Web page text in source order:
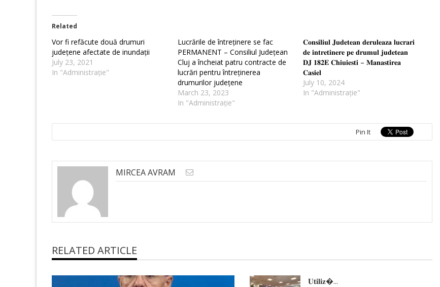
Related
Vor fi refăcute două drumuri
județene afectate de inundații
July 23, 2021
In "Administrație"
Lucrările de întreținere se fac
PERMANENT – Consiliul Județean
Cluj a încheiat patru contracte de
lucrări pentru întreținerea
drumurilor județene
March 23, 2023
In "Administrație"
𝐂𝐨𝐧𝐬𝐢𝐥𝐢𝐮𝐥 𝐉𝐮𝐝𝐞𝐭𝐞𝐚𝐧 𝐝𝐞𝐫𝐮𝐥𝐞𝐚𝐳𝐚 𝐥𝐮𝐜𝐫𝐚𝐫𝐢
𝐝𝐞 𝐢𝐧𝐭𝐫𝐞𝐭𝐢𝐧𝐞𝐫𝐞 𝐩𝐞 𝐝𝐫𝐮𝐦𝐮𝐥 𝐣𝐮𝐝𝐞𝐭𝐞𝐚𝐧
𝐃𝐉 𝟏𝟖𝟐𝐄 𝐂𝐡𝐢𝐮𝐢𝐞𝐬𝐭𝐢 – 𝐌𝐚𝐧𝐚𝐬𝐭𝐢𝐫𝐞𝐚
𝐂𝐚𝐬𝐢𝐞𝐥
July 10, 2024
In "Administrație"
Pin It
MIRCEA AVRAM
RELATED ARTICLE
𝐔𝐭𝐢𝐥𝐢𝐳�...